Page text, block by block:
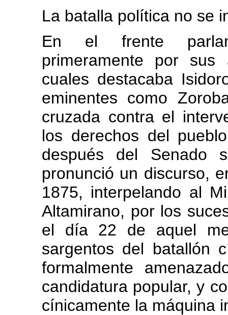
La batalla política no se
En el frente
primeramente por sus
cuales destacaba
eminentes como
cruzada contra el
los derechos del
después del Senado
pronunció un discurso,
1875, interpelando al
Altamirano, por los
el día 22 de aquel
sargentos del batallón
formalmente
candidatura popular, y
cínicamente la máquina